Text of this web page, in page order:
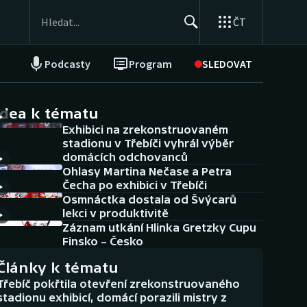
ČT
Podcasty Program SLEDOVAT
NEPŘEHLÉDNĚTE
Historické návraty
Aplikace ČT sport
AZ kvíz
k tématu
Exhibici na zrekonstruovaném
stadionu v Třebíči vyhrál výběr
domácích odchovanců
Ohlasy Martina Nečase a Petra
Čecha po exhibici v Třebíči
Osmnáctka dostala od Švýcarů
lekci v produktivitě
Záznam utkání Hlinka Gretzky Cupu
Finsko – Česko
k tématu
pokřtila otevření zrekonstruovaného
exhibicí, domácí porazili mistry z